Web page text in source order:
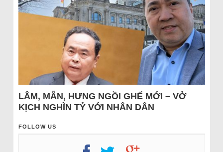
LÂM, MẪN, HƯNG NGỒI GHẾ MỚI – VỞ
KỊCH NGHÌN TỶ VỚI NHÂN DÂN
FOLLOW US